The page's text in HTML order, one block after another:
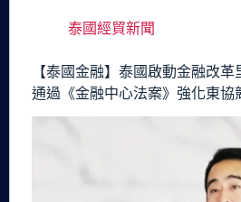
泰國經貿新聞
【泰國金融】泰國啟動金融改革
通過《金融中心法案》強化東協